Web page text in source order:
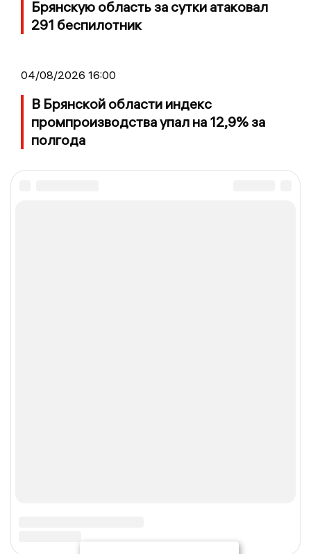
Брянскую область за сутки атаковал
291 беспилотник
04/08/2026 16:00
В Брянской области индекс
промпроизводства упал на 12,9% за
полгода